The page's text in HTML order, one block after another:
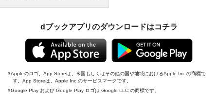
dブックアプリのダウンロードはコチラ
Appleのロゴ、App Storeは、米国もしくはその他の国や地域におけるApple Inc.の商標で
す。App Storeは、Apple Inc.のサービスマークです。
Google Play および Google Play ロゴは Google LLC の商標です。